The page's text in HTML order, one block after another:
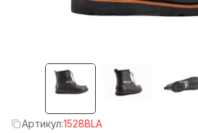
Артикул:1528BLA